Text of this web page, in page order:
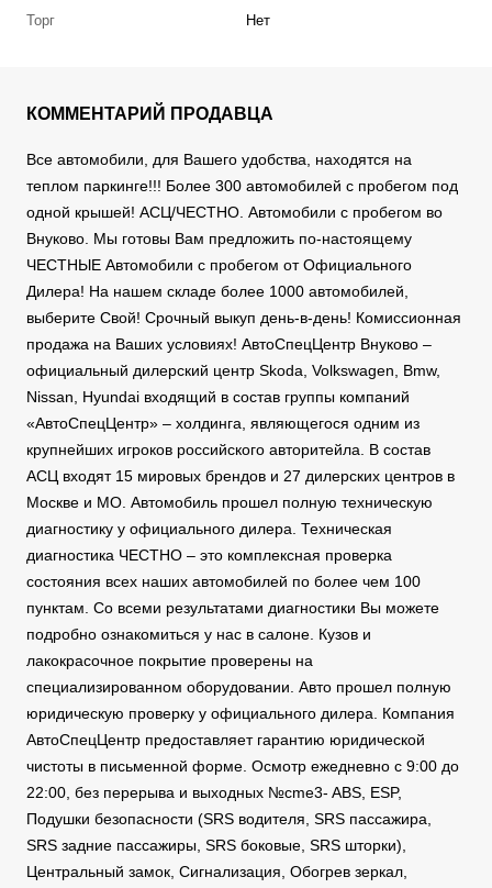
Торг
Нет
КОММЕНТАРИЙ ПРОДАВЦА
Все автомобили, для Вашего удобства, находятся на
теплом паркинге!!! Более 300 автомобилей с пробегом под
одной крышей! АСЦ/ЧЕСТНО. Автомобили с пробегом во
Внуково. Мы готовы Вам предложить по-настоящему
ЧЕСТНЫЕ Автомобили с пробегом от Официального
Дилера! На нашем складе более 1000 автомобилей,
выберите Свой! Срочный выкуп день-в-день! Комиссионная
продажа на Ваших условиях! АвтоСпецЦентр Внуково –
официальный дилерский центр Skoda, Volkswagen, Bmw,
Nissan, Hyundai входящий в состав группы компаний
«АвтоСпецЦентр» – холдинга, являющегося одним из
крупнейших игроков российского авторитейла. В состав
АСЦ входят 15 мировых брендов и 27 дилерских центров в
Москве и МО. Автомобиль прошел полную техническую
диагностику у официального дилера. Техническая
диагностика ЧЕСТНО – это комплексная проверка
состояния всех наших автомобилей по более чем 100
пунктам. Со всеми результатами диагностики Вы можете
подробно ознакомиться у нас в салоне. Кузов и
лакокрасочное покрытие проверены на
специализированном оборудовании. Авто прошел полную
юридическую проверку у официального дилера. Компания
АвтоСпецЦентр предоставляет гарантию юридической
чистоты в письменной форме. Осмотр ежедневно с 9:00 до
22:00, без перерыва и выходных №cme3- ABS, ESP,
Подушки безопасности (SRS водителя, SRS пассажира,
SRS задние пассажиры, SRS боковые, SRS шторки),
Центральный замок, Сигнализация, Обогрев зеркал,